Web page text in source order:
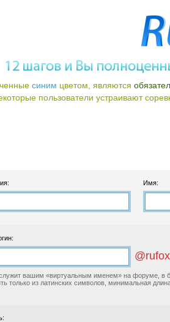
синим цветом, являются
пользователи устраивают
Имя:
вашим «виртуальным именем» на форуме, в
только из латинских символов, минимальная